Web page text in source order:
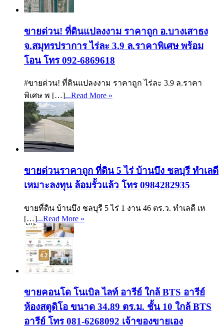
ขายด่วน! ที่ดินแปลงงาม ราคาถูก อ.บางเสาธง
จ.สมุทรปราการ ไร่ละ 3.9 ล.ราคาพิเศษ พร้อม
โอน โทร 092-6869618
#ขายด่วน! ที่ดินแปลงงาม ราคาถูก ไร่ละ 3.9 ล.ราคา
พิเศษ พ […]...Read More »
ขายด่วนราคาถูก ที่ดิน 5 ไร่ บ้านบึง ชลบุรี ทำเลดี
เหมาะลงทุน ล้อมรั้วแล้ว โทร 0984282935
ขายที่ดิน บ้านบึง ชลบุรี 5 ไร่ 1 งาน 46 ตร.ว. ทำเลดี เห
[…]...Read More »
ขายคอนโด โนเบิล ไลท์ อารีย์ ใกล้ BTS อารีย์
ห้องสตูดิโอ ขนาด 34.89 ตร.ม. ชั้น 10 ใกล้ BTS
อารีย์ โทร 081-6268092 เจ้าของขายเอง